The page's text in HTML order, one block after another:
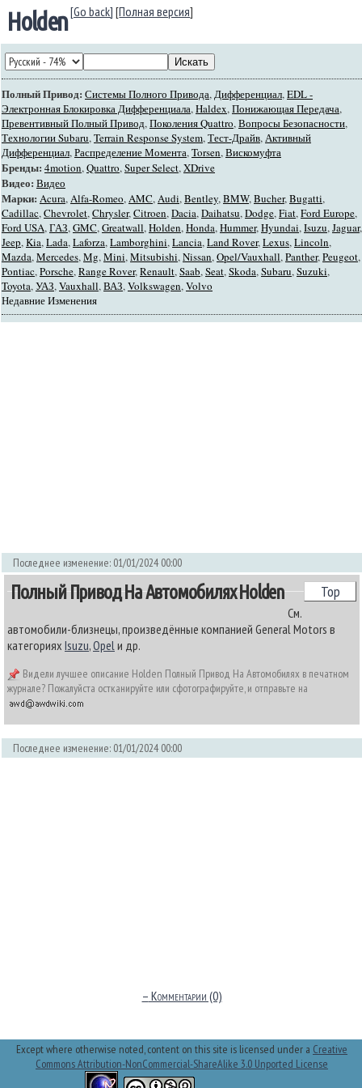
[Go back] [Полная версия]
Holden
Полный Привод: Системы Полного Привода,Дифференциал,EDL -
Электронная Блокировка Дифференциала,Haldex,Понижающая Передача,
Превентивный Полный Привод,Поколения Quattro,Вопросы Безопасности,
Технологии Subaru,Terrain Response System,Тест-Драйв,Активный
Дифференциал,Распределение Момента,Torsen,Вискомуфта
Бренды: 4motion,Quattro,Super Select,XDrive
Видео: Видео
Марки: Acura,Alfa-Romeo,AMC,Audi,Bentley,BMW,Bucher,Bugatti,
Cadillac,Chevrolet,Chrysler,Citroen,Dacia,Daihatsu,Dodge,Fiat,Ford Europe,
Ford USA,ГАЗ,GMC,Greatwall,Holden,Honda,Hummer,Hyundai,Isuzu,Jaguar,
Jeep,Kia,Lada,Laforza,Lamborghini,Lancia,Land Rover,Lexus,Lincoln,
Mazda,Mercedes,Mg,Mini,Mitsubishi,Nissan,Opel/Vauxhall,Panther,Peugeot,
Pontiac,Porsche,Range Rover,Renault,Saab,Seat,Skoda,Subaru,Suzuki,
Toyota,УАЗ,Vauxhall,ВАЗ,Volkswagen,Volvo
Недавние Изменения
Последнее изменение: 01/01/2024 00:00
Полный Привод На Автомобилях Holden Top
См.
автомобили-близнецы, произведённые компанией General Motors в
категориях Isuzu,Opelи др.
Видели лучшее описание Holden Полный Привод На Автомобилях в печатном
журнале? Пожалуйста остканируйте или сфотографируйте, и отправьте на
Последнее изменение: 01/01/2024 00:00
– Комментарии (0)
Except where otherwise noted, content on this site is licensed under a Creative
Commons Attribution-NonCommercial-ShareAlike 3.0 Unported License